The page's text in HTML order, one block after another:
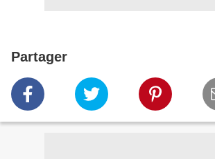
Partager